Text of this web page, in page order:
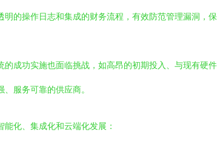
明的操作日志和集成的财务流程，有效防范管理漏洞，保
的成功实施也面临挑战，如高昂的初期投入、与现有
服务可靠的供应商。
化、集成化和云端化发展：